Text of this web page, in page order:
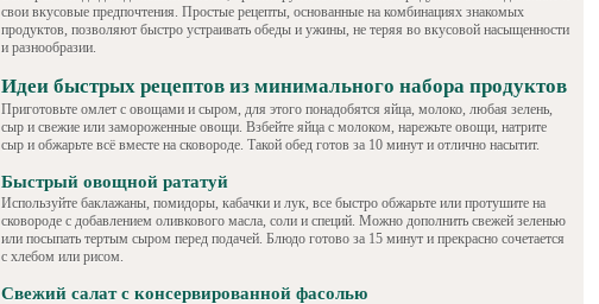
свои вкусовые предпочтения. Простые рецепты, основанные на комбинациях знакомых
продуктов, позволяют быстро устраивать обеды и ужины, не теряя во вкусовой насыщенности
и разнообразии.
Идеи быстрых рецептов из минимального набора продуктов
Приготовьте омлет с овощами и сыром, для этого понадобятся яйца, молоко, любая зелень,
сыр и свежие или замороженные овощи. Взбейте яйца с молоком, нарежьте овощи, натрите
сыр и обжарьте всё вместе на сковороде. Такой обед готов за 10 минут и отлично насытит.
Быстрый овощной рататуй
Используйте баклажаны, помидоры, кабачки и лук, все быстро обжарьте или протушите на
сковороде с добавлением оливкового масла, соли и специй. Можно дополнить свежей зеленью
или посыпать тертым сыром перед подачей. Блюдо готово за 15 минут и прекрасно сочетается
с хлебом или рисом.
Свежий салат с консервированной фасолью